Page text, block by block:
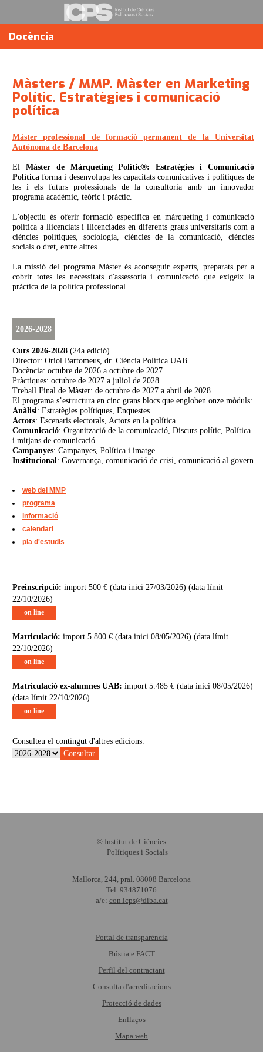
Docència
Màsters / MMP. Màster en Marketing
Polític. Estratègies i comunicació
política
Màster professional de formació permanent de la Universitat
Autònoma de Barcelona
El Màster de Màrqueting Polític®: Estratègies i Comunicació
Política forma i desenvolupa les capacitats comunicatives i polítiques de
les i els futurs professionals de la consultoria amb un innovador
programa acadèmic, teòric i pràctic.
L'objectiu és oferir formació específica en màrqueting i comunicació
política a llicenciats i llicenciades en diferents graus universitaris com a
ciències polítiques, sociologia, ciències de la comunicació, ciències
socials o dret, entre altres
La missió del programa Màster és aconseguir experts, preparats per a
cobrir totes les necessitats d'assessoria i comunicació que exigeix la
pràctica de la política professional.
2026-2028
Curs 2026-2028 (24a edició)
Director: Oriol Bartomeus, dr. Ciència Política UAB
Docència: octubre de 2026 a octubre de 2027
Pràctiques: octubre de 2027 a juliol de 2028
Treball Final de Màster: de octubre de 2027 a abril de 2028
El programa s’estructura en cinc grans blocs que engloben onze mòduls:
Anàlisi: Estratègies polítiques, Enquestes
Actors: Escenaris electorals, Actors en la política
Comunicació: Organització de la comunicació, Discurs polític, Política
i mitjans de comunicació
Campanyes: Campanyes, Política i imatge
Institucional: Governança, comunicació de crisi, comunicació al govern
web del MMP
programa
informació
calendari
pla d'estudis
Preinscripció: import 500 € (data inici 27/03/2026) (data límit
22/10/2026)
on line
Matriculació: import 5.800 € (data inici 08/05/2026) (data límit
22/10/2026)
on line
Matriculació ex-alumnes UAB: import 5.485 € (data inici 08/05/2026)
(data límit 22/10/2026)
on line
Consulteu el contingut d'altres edicions.
Consultar
© Institut de Ciències
Polítiques i Socials
Mallorca, 244, pral. 08008 Barcelona
Tel. 934871076
a/e: con.icps@diba.cat
Portal de transparència
Bústia e.FACT
Perfil del contractant
Consulta d'acreditacions
Protecció de dades
Enllaços
Mapa web